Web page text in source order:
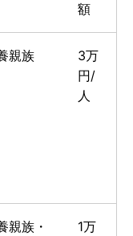
額
親族
3万
円/
人
親族・
1万